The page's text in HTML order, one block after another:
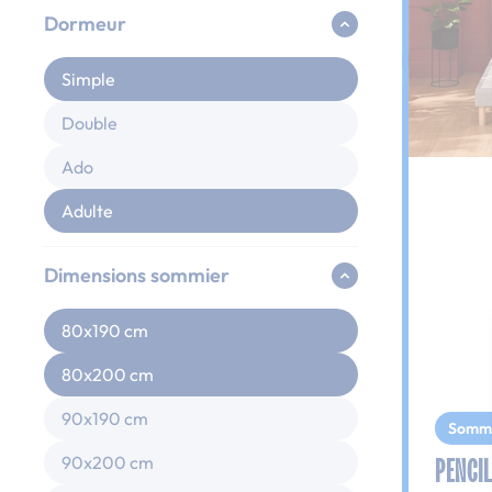
Dormeur
Simple
Double
Ado
Adulte
Dimensions sommier
80x190 cm
80x200 cm
90x190 cm
90x200 cm
PENCIL